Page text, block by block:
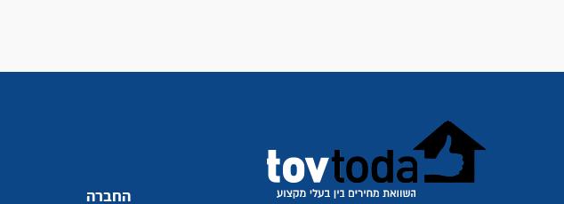
החברה